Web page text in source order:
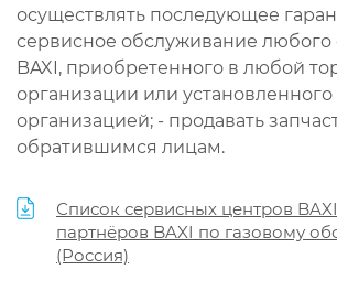
осуществлять последующее
сервисное обслуживание любого
BAXI, приобретенного в любой
организации или установленного
организацией; - продавать
обратившимся лицам.
Список сервисных центров
партнёров BAXI по газовому
(Россия)